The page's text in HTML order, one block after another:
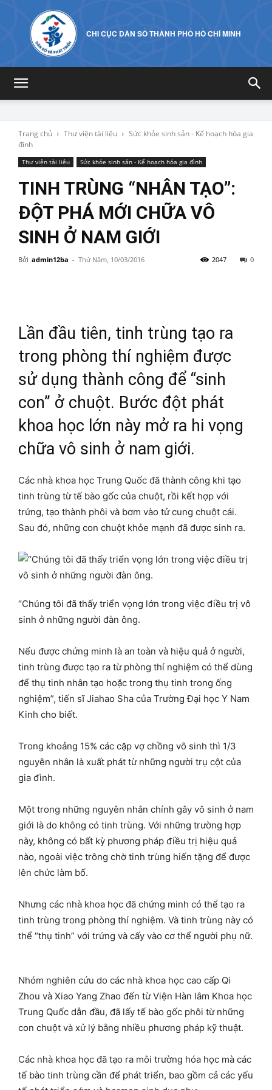
CHI CỤC DÂN SỐ THÀNH PHỐ HỒ CHÍ MINH
Trang chủ Thư viện tài liệu
Sức khỏe sinh sản - Kế hoạch hóa gia
đình
Thư viện tài liệu Sức khỏe sinh sản - Kế hoạch hóa gia đình
TINH TRÙNG “NHÂN TẠO”:
ĐỘT PHÁ MỚI CHỮA VÔ
SINH Ở NAM GIỚI
Bởi admin12ba - Thứ Năm, 10/03/2016 0
2047
Lần đầu tiên, tinh trùng tạo ra
trong phòng thí nghiệm được
sử dụng thành công để “sinh
con” ở chuột. Bước đột phát
khoa học lớn này mở ra hi vọng
chữa vô sinh ở nam giới.
Các nhà khoa học Trung Quốc đã thành công khi tạo
tinh trùng từ tế bào gốc của chuột, rồi kết hợp với
trứng, tạo thành phôi và bơm vào tử cung chuột cái.
Sau đó, những con chuột khỏe mạnh đã được sinh ra.
“Chúng tôi đã thấy triển vọng lớn trong việc điều trị vô
sinh ở những người đàn ông.
Nếu được chứng minh là an toàn và hiệu quả ở người,
tinh trùng được tạo ra từ phòng thí nghiệm có thể dùng
để thụ tinh nhân tạo hoặc trong thụ tinh trong ống
nghiệm”, tiến sĩ Jiahao Sha của Trường Đại học Y Nam
Kinh cho biết.
Trong khoảng 15% các cặp vợ chồng vô sinh thì 1/3
nguyên nhân là xuất phát từ những người trụ cột của
gia đình.
Một trong những nguyên nhân chính gây vô sinh ở nam
giới là do không có tinh trùng. Với những trường hợp
này, không có bất kỳ phương pháp điều trị hiệu quả
nào, ngoài việc trông chờ tinh trùng hiến tặng để được
lên chức làm bố.
Nhưng các nhà khoa học đã chứng minh có thể tạo ra
tinh trùng trong phòng thí nghiệm. Và tinh trùng này có
thể “thụ tinh” với trứng và cấy vào cơ thể người phụ nữ.
Nhóm nghiên cứu do các nhà khoa học cao cấp Qi
Zhou và Xiao Yang Zhao đến từ Viện Hàn lâm Khoa học
Trung Quốc dẫn đầu, đã lấy tế bào gốc phôi từ những
con chuột và xử lý bằng nhiều phương pháp kỹ thuật.
Các nhà khoa học đã tạo ra môi trường hóa học mà các
tế bào tinh trùng cần để phát triển, bao gồm cả các yếu